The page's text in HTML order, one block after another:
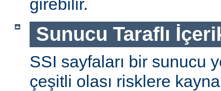
girebilir.
Sunucu Taraflı
SSI sayfaları bir sunucu
çeşitli olası risklere